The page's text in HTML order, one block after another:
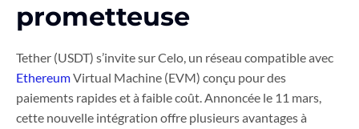
prometteuse
Tether (USDT) s’invite sur Celo, un réseau compatible avec
EthereumVirtual Machine (EVM) conçu pour des
paiements rapides et à faible coût. Annoncée le 11 mars,
cette nouvelle intégration offre plusieurs avantages à